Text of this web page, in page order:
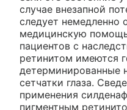
случае внезапной
следует немедленно
медицинскую
пациентов с
ретинитом имеются
детерминированные
сетчатки глаза.
применения
пигментным